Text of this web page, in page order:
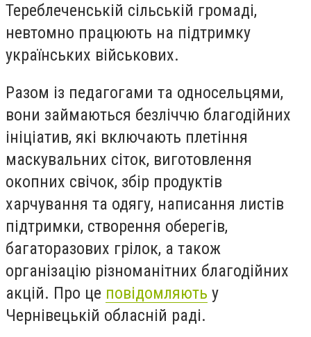
Тереблеченській сільській громаді,
невтомно працюють на підтримку
українських військових.
Разом із педагогами та односельцями,
вони займаються безліччю благодійних
ініціатив, які включають плетіння
маскувальних сіток, виготовлення
окопних свічок, збір продуктів
харчування та одягу, написання листів
підтримки, створення оберегів,
багаторазових грілок, а також
організацію різноманітних благодійних
акцій. Про це повідомляють у
Чернівецькій обласній раді.